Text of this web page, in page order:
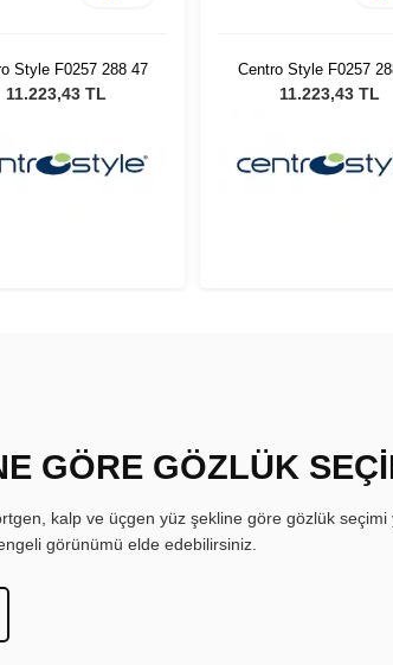
Style F0257 288 47
11.223,43 TL
Centro Style F0257
11.223,43 TL
GÖRE GÖZLÜK
kalp ve üçgen yüz şekline göre gözlük seçimi
görünümü elde edebilirsiniz.